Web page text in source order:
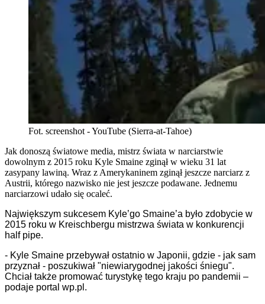
Fot. screenshot - YouTube (Sierra-at-Tahoe)
Jak donoszą światowe media, mistrz świata w narciarstwie
dowolnym z 2015 roku Kyle Smaine zginął w wieku 31 lat
zasypany lawiną. Wraz z Amerykaninem zginął jeszcze narciarz z
Austrii, którego nazwisko nie jest jeszcze podawane. Jednemu
narciarzowi udało się ocaleć.
Największym sukcesem Kyle’go Smaine’a było zdobycie w
2015 roku w Kreischbergu mistrzwa świata w konkurencji
half pipe.
- Kyle Smaine przebywał ostatnio w Japonii, gdzie - jak sam
przyznał - poszukiwał "niewiarygodnej jakości śniegu".
Chciał także promować turystykę tego kraju po pandemii –
podaje portal wp.pl.